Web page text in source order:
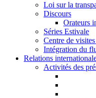
Loi sur la
Discours
Orateurs
Séries Estivale
Centre de
Intégration du
Relations
Activités des